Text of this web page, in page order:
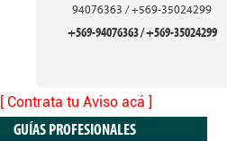
94076363 / +569-35024299
+569-94076363 / +569-35024299
[ Contrata tu Aviso acá ]
GUÍAS PROFESIONALES